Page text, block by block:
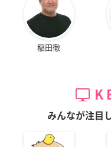
稲田徹
みんなが注目